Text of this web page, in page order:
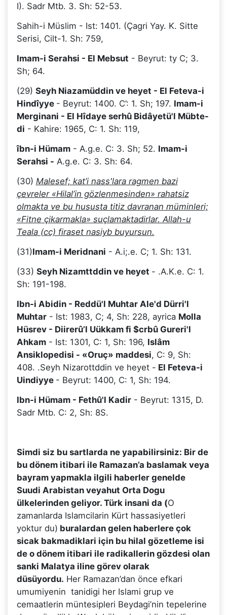
I). Sadr Mtb. 3. Sh: 52-53.
Sahih-i Müslim - Ist: 1401. (Çagri Yay. K. Sitte
Serisi, Cilt-1. Sh: 759,
Imam-i Serahsi - El Mebsut - Beyrut: ty C; 3.
Sh; 64.
(29) Seyh Niazamüddin ve heyet - El Feteva-i
Hindîyye - Beyrut: 1400. C’: 1. Sh; 197. Imam-i
Merginani - El Hîdaye serhû Bidâyetü'l Mübte-
di - Kahire: 1965, C: 1. Sh: 119,
îbn-i Hümam- A.g.e. C: 3. Sh; 52. Imam-i
Serahsi - A.g.e. C: 3. Sh: 64.
(30) Malesef; kat’i nass'lara ragmen bazi
çevreler «Hilal’in gözlenmesinden» rahatsiz
olmakta ve bu hususta titiz davranan müminleri;
«Fitne çikarmakla» suçlamaktadirlar. Allah-u
Teala (cc) firaset nasiyb buyursun.
(31)Imam-i Meridnani - A.i;.e. C; 1. Sh: 131.
(33) Seyh Nizamttddin ve heyet - .A.K.e. C: 1.
Sh: 191-198.
Ibn-i Abidin - Reddü'l Muhtar Ale'd Dürri'l
Muhtar- Ist: 1983, C; 4, Sh: 228, ayrica Molla
Hüsrev - Diirerû’l Uükkam fi $crbû Gureri'l
Ahkam- Ist: 1301, C: 1, Sh: 196, Islâm
Ansiklopedisi - «Oruç» maddesi, C: 9, Sh:
408. .Seyh Nizarottddin ve heyet - El Feteva-i
Uindiyye - Beyrut: 1400, C: 1, Sh: 194.
Ibn-i Hümam - Fethû'l Kadir- Beyrut: 1315, D.
Sadr Mtb. C: 2, Sh: 8S.
Simdi siz bu sartlarda ne yapabilirsiniz: Bir de
bu dönem itibari ile Ramazan’a baslamak veya
bayram yapmakla ilgili haberler genelde
Suudi Arabistan veyahut Orta Dogu
ülkelerinden geliyor. Türk insani da (O
zamanlarda Islamcilarin Kürt hassasiyetleri
yoktur du) buralardan gelen haberlere çok
sicak bakmadiklari için bu hilal gözetleme isi
de o dönem itibari ile radikallerin gözdesi olan
sanki Malatya iline görev olarak
düsüyordu. Her Ramazan’dan önce efkari
umumiyenin tanidigi her Islami grup ve
cemaatlerin müntesipleri Beydagi’nin tepelerine